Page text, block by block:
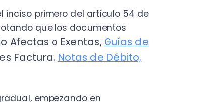
empezando en
en febrero de 2018
que, a elección
el 2020 no puede ser.